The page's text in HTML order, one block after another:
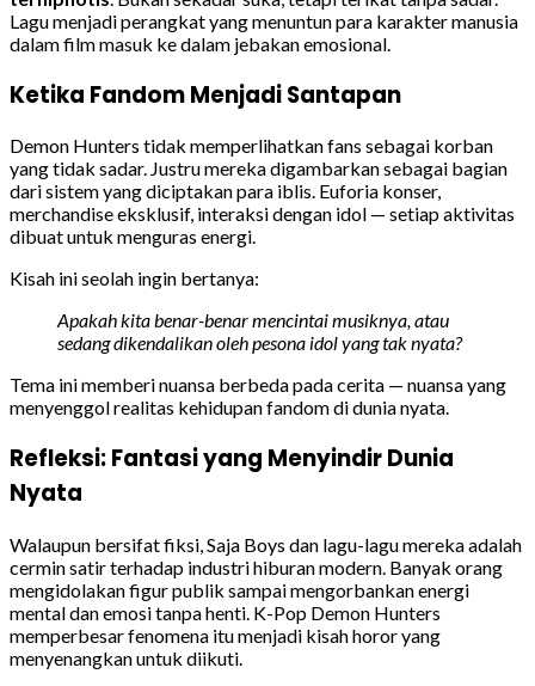
Lagu menjadi perangkat yang menuntun para karakter manusia
dalam film masuk ke dalam jebakan emosional.
Ketika Fandom Menjadi Santapan
Demon Hunters tidak memperlihatkan fans sebagai korban
yang tidak sadar. Justru mereka digambarkan sebagai bagian
dari sistem yang diciptakan para iblis. Euforia konser,
merchandise eksklusif, interaksi dengan idol — setiap aktivitas
dibuat untuk menguras energi.
Kisah ini seolah ingin bertanya:
Apakah kita benar-benar mencintai musiknya, atau
sedang dikendalikan oleh pesona idol yang tak nyata?
Tema ini memberi nuansa berbeda pada cerita — nuansa yang
menyenggol realitas kehidupan fandom di dunia nyata.
Refleksi: Fantasi yang Menyindir Dunia
Nyata
Walaupun bersifat fiksi, Saja Boys dan lagu-lagu mereka adalah
cermin satir terhadap industri hiburan modern. Banyak orang
mengidolakan figur publik sampai mengorbankan energi
mental dan emosi tanpa henti. K-Pop Demon Hunters
memperbesar fenomena itu menjadi kisah horor yang
menyenangkan untuk diikuti.